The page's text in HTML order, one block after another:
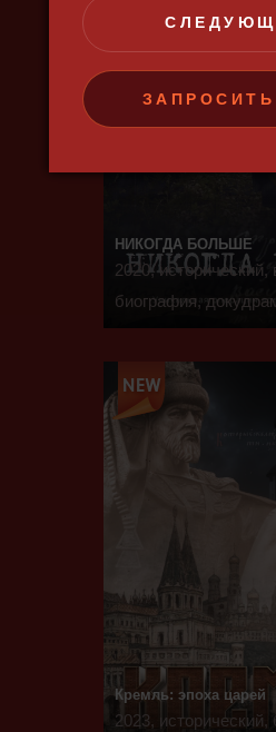
НИКОГДА БОЛЬШЕ
2020, исторический,
биография,
Кремль: эпоха царей
2023, исторический,